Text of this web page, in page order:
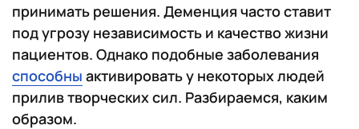
принимать решения. Деменция часто ставит
под угрозу независимость и качество жизни
пациентов. Однако подобные заболевания
способны активировать у некоторых людей
прилив творческих сил. Разбираемся, каким
образом.